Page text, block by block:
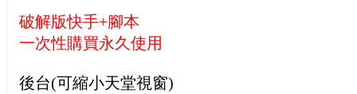
破解版快手+腳本
一次性購買永久使用
後台(可縮小天堂視窗)